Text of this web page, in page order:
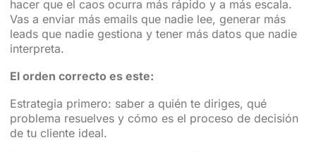
hacer que el caos ocurra más rápido y a más escala.
Vas a enviar más emails que nadie lee, generar más
leads que nadie gestiona y tener más datos que nadie
interpreta.
El orden correcto es este:
Estrategia primero: saber a quién te diriges, qué
problema resuelves y cómo es el proceso de decisión
de tu cliente ideal.